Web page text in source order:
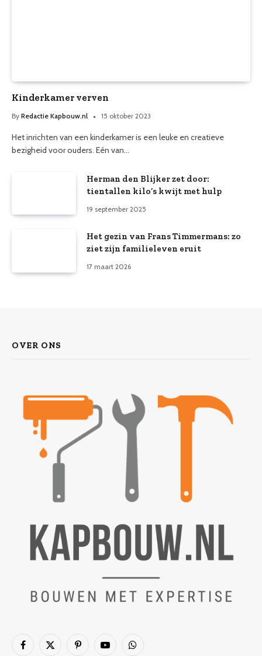
Kinderkamer verven
By Redactie Kapbouw.nl 15 oktober 2023
Het inrichten van een kinderkamer is een leuke en creatieve
bezigheid voor ouders. Eén van…
Herman den Blijker zet door:
tientallen kilo’s kwijt met hulp
19 september 2025
Het gezin van Frans Timmermans: zo
ziet zijn familieleven eruit
17 maart 2026
OVER ONS
Facebook
X
PinterestYouTubeWhatsApp